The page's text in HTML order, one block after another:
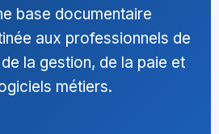
base documentaire
aux professionnels de
la gestion, de la paie et
métiers.